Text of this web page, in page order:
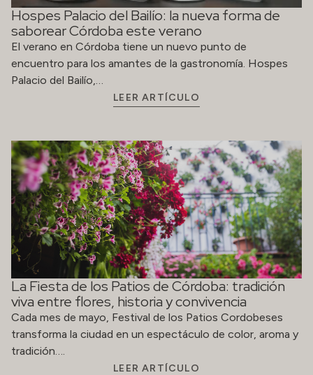
Hospes Palacio del Bailío: la nueva forma de
saborear Córdoba este verano
El verano en Córdoba tiene un nuevo punto de
encuentro para los amantes de la gastronomía. Hospes
Palacio del Bailío,…
LEER ARTÍCULO
La Fiesta de los Patios de Córdoba: tradición
viva entre flores, historia y convivencia
Cada mes de mayo, Festival de los Patios Cordobeses
transforma la ciudad en un espectáculo de color, aroma y
tradición….
LEER ARTÍCULO